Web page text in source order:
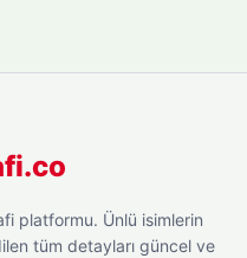
platformu. Ünlü isimlerin
tüm detayları güncel ve